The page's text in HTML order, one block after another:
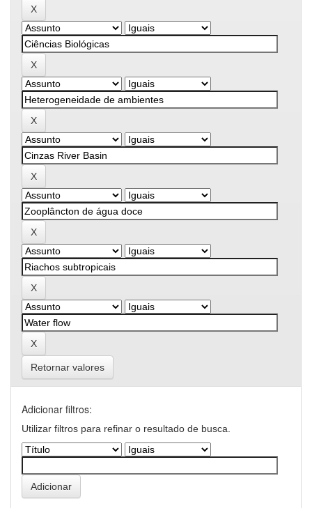
Retornar valores
Adicionar filtros:
Utilizar filtros para refinar o resultado de busca.